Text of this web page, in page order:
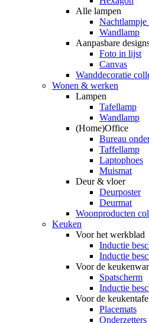
Alle lampen
Nachtlampje
Wandlamp
Aanpasbare
Foto in lijst
Canvas
Wanddecoratie
Wonen & werken
Lampen
Tafellamp
Wandlamp
(Home)Office
Bureau
Taffellamp
Laptophoes
Muismat
Deur & vloer
Deurposter
Deurmat
Woonproducten
Keuken
Voor het werkblad
Inductie
Inductie
Voor de
Spatscherm
Inductie
Voor de
Placemats
Onderzetters